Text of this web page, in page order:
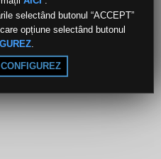
selectând butonul “ACCEPT”
opțiune selectând butonul
.
CONFIGUREZ